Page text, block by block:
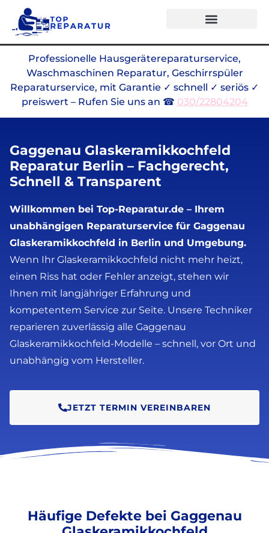
Professionelle Hausgerätereparaturservice,
Waschmaschinen Reparatur, Geschirrspüler
Reparaturservice, mit Garantie ✓ schnell ✓ seriös ✓
preiswert – Rufen Sie uns an ☎ 030/22804204
Gaggenau Glaskeramikkochfeld
Reparatur Berlin – Fachgerecht,
Schnell & Transparent
Willkommen bei Top-Reparatur.de – Ihrem
unabhängigen Reparaturservice für Gaggenau
Glaskeramikkochfeld in Berlin und Umgebung.
Wenn Ihr Glaskeramikkochfeld nicht mehr heizt,
einen Riss hat oder Fehler anzeigt, stehen wir
Ihnen mit langjähriger Erfahrung und
kompetentem Service zur Seite. Unsere Techniker
reparieren zuverlässig alle Gaggenau
Glaskeramikkochfeld-Modelle – schnell, vor Ort und
unabhängig vom Hersteller.
JETZT TERMIN VEREINBAREN
Häufige Defekte bei Gaggenau